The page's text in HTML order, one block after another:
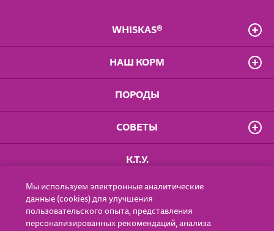
WHISKAS®
О бренде
Положение о конфиденциальности
Пользовательское соглашение
НАШ КОРМ
Для котят от 1 до 12 мес.
Влажные рационы
Для стерилизованных кошек
ПОРОДЫ
СОВЕТЫ
Котёнок
Эксперты
К.Т.У.
ГДЕ КУПИТЬ
Мы используем электронные аналитические
данные (cookies) для улучшения
пользовательского опыта, представления
персонализированных рекомендаций, анализа